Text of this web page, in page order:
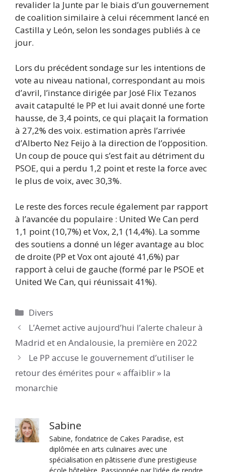
revalider la Junte par le biais d’un gouvernement
de coalition similaire à celui récemment lancé en
Castilla y León, selon les sondages publiés à ce
jour.
Lors du précédent sondage sur les intentions de
vote au niveau national, correspondant au mois
d’avril, l’instance dirigée par José Flix Tezanos
avait catapulté le PP et lui avait donné une forte
hausse, de 3,4 points, ce qui plaçait la formation
à 27,2% des voix. estimation après l’arrivée
d’Alberto Nez Feijo à la direction de l’opposition.
Un coup de pouce qui s’est fait au détriment du
PSOE, qui a perdu 1,2 point et reste la force avec
le plus de voix, avec 30,3%.
Le reste des forces recule également par rapport
à l’avancée du populaire : United We Can perd
1,1 point (10,7%) et Vox, 2,1 (14,4%). La somme
des soutiens a donné un léger avantage au bloc
de droite (PP et Vox ont ajouté 41,6%) par
rapport à celui de gauche (formé par le PSOE et
United We Can, qui réunissait 41%).
Catégories
Divers
L’Aemet active aujourd’hui l’alerte chaleur à
Madrid et en Andalousie, la première en 2022
Le PP accuse le gouvernement d’utiliser le
retour des émérites pour « affaiblir » la
monarchie
Sabine
Sabine, fondatrice de Cakes Paradise, est
diplômée en arts culinaires avec une
spécialisation en pâtisserie d'une prestigieuse